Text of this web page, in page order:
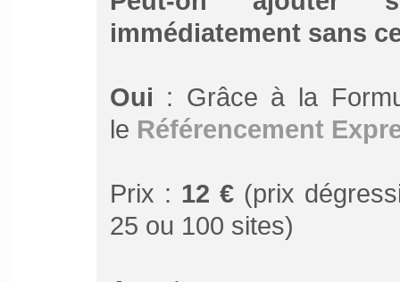
immédiatement sans
Oui : Grâce à la
le Référencement
Prix : 12 €(prix
25 ou 100 sites)